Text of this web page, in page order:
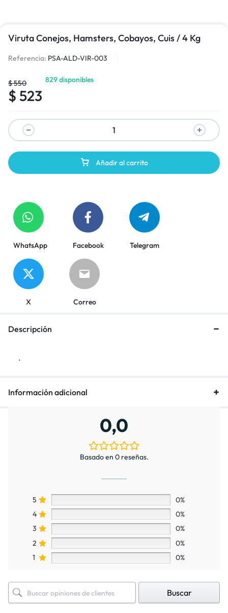
Viruta Conejos, Hamsters, Cobayos, Cuis / 4 Kg
Referencia: PSA-ALD-VIR-003
$550
$ 523
829 disponibles
Añadir al carrito
WhatsApp Facebook Telegram
X Correo
Descripción
.
Información adicional
0,0
Basado en 0 reseñas.
5
0%
4
0%
3
0%
2
0%
1
0%
Buscar